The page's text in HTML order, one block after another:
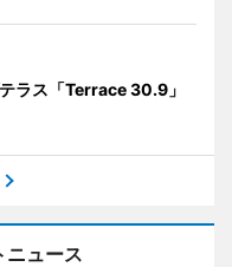
ラス「Terrace 30.9」
ニュース